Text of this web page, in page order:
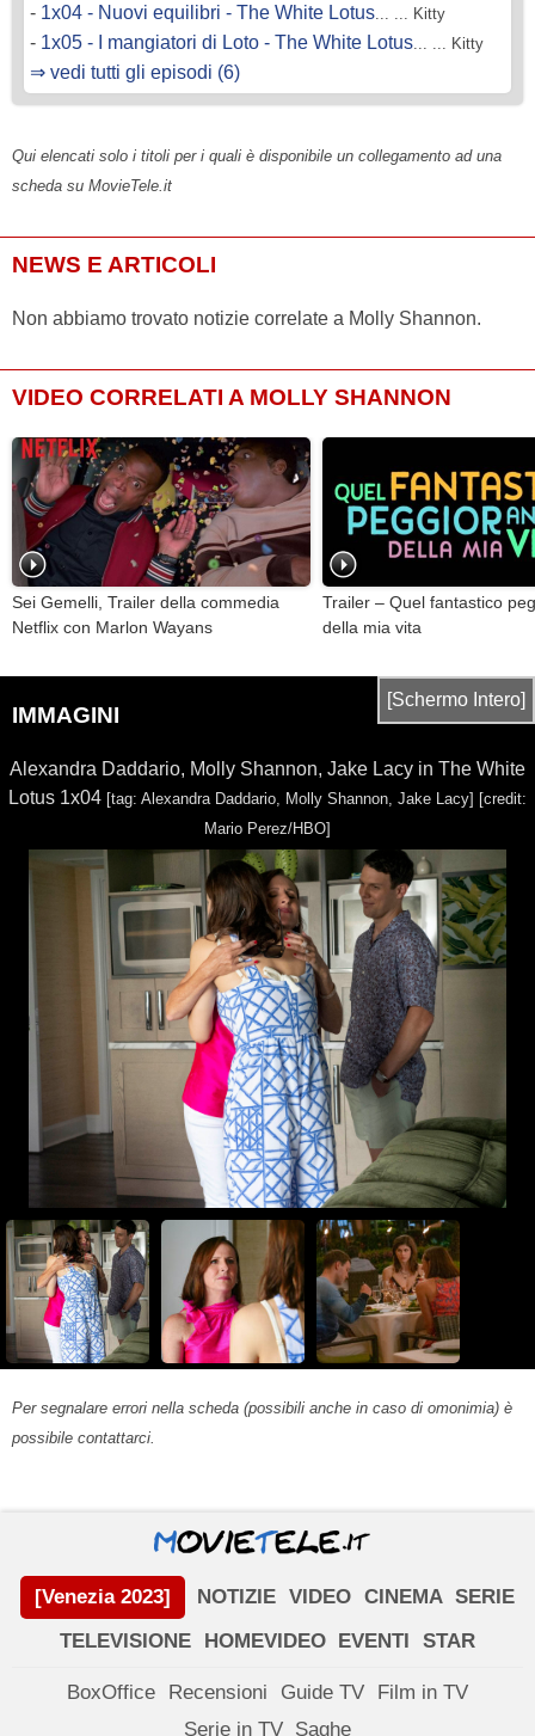
- 1x04 - Nuovi equilibri - The White Lotus ... ... Kitty
- 1x05 - I mangiatori di Loto - The White Lotus ... ... Kitty
⇒ vedi tutti gli episodi (6)
Qui elencati solo i titoli per i quali è disponibile un collegamento ad una
scheda su MovieTele.it
NEWS E ARTICOLI
Non abbiamo trovato notizie correlate a Molly Shannon.
VIDEO CORRELATI A MOLLY SHANNON
Sei Gemelli, Trailer della commedia
Netflix con Marlon Wayans
Trailer – Quel fantastico
della mia vita
IMMAGINI
[Schermo Intero]
Alexandra Daddario, Molly Shannon, Jake Lacy in The White
Lotus 1x04 [tag: Alexandra Daddario, Molly Shannon, Jake Lacy] [credit:
Mario Perez/HBO]
Per segnalare errori nella scheda (possibili anche in caso di omonimia) è
possibile contattarci.
[Venezia 2023] NOTIZIE VIDEO CINEMA SERIE
TELEVISIONE
HOMEVIDEO EVENTI STAR
BoxOffice Recensioni Guide TV
Film in TV
Serie in TV Saghe